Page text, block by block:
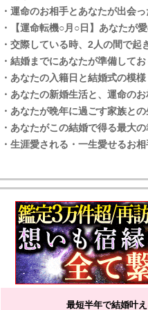
・運命のお相手とあなたが出会
・【運命転機○月○日】あなたが
・交際している時、2人の間で
・結婚までにあなたが準備して
・あなたの入籍日と結婚式の模様
・あなたの新婚生活と、運命の
・あなたが晩年に過ごす家族との
・あなたがこの結婚で得る最大
・生涯愛される・一生愛せるお
最短半年で結婚叶